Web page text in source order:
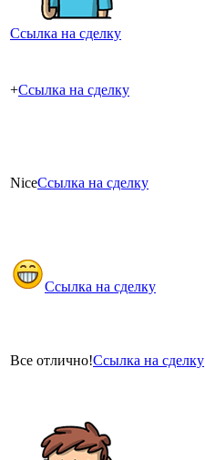
Ссылка на сделку
+Ссылка на сделку
NiceСсылка на сделку
Ссылка на сделку
Все отлично!Ссылка на сделку